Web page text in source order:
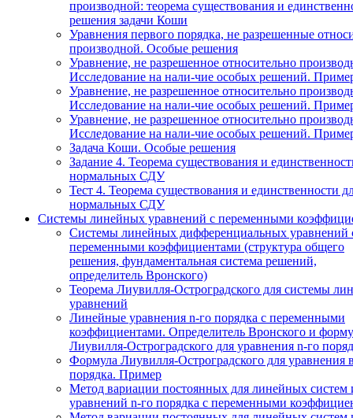
производной: теорема существования и
решения задачи Коши
Уравнения первого порядка, не разрешенные
производной. Особые решения
Уравнение, не разрешенное относительно
Исследование на нали-чие особых решений.
Уравнение, не разрешенное относительно
Исследование на нали-чие особых решений.
Уравнение, не разрешенное относительно
Исследование на нали-чие особых решений.
Задача Коши. Особые решения
Задание 4. Теорема существования и
нормальных СДУ
Тест 4. Теорема существования и единственности
нормальных СДУ
Системы линейных уравнений с переменными
Системы линейных дифференциальных уравнений
переменными коэффициентами (структура общего
решения, фундаментальная система решений,
определитель Вронского)
Теорема Лиувилля-Остроградского для системы
уравнений
Линейные уравнения n-го порядка с переменными
коэффициентами. Определитель Вронского и
Лиувилля-Остроградского для уравнения n-го
Формула Лиувилля-Остроградского для уравнения
порядка. Пример
Метод вариации постоянных для линейных систем
уравнений n-го порядка с переменными